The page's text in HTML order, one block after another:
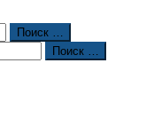
Поиск …
Поиск …